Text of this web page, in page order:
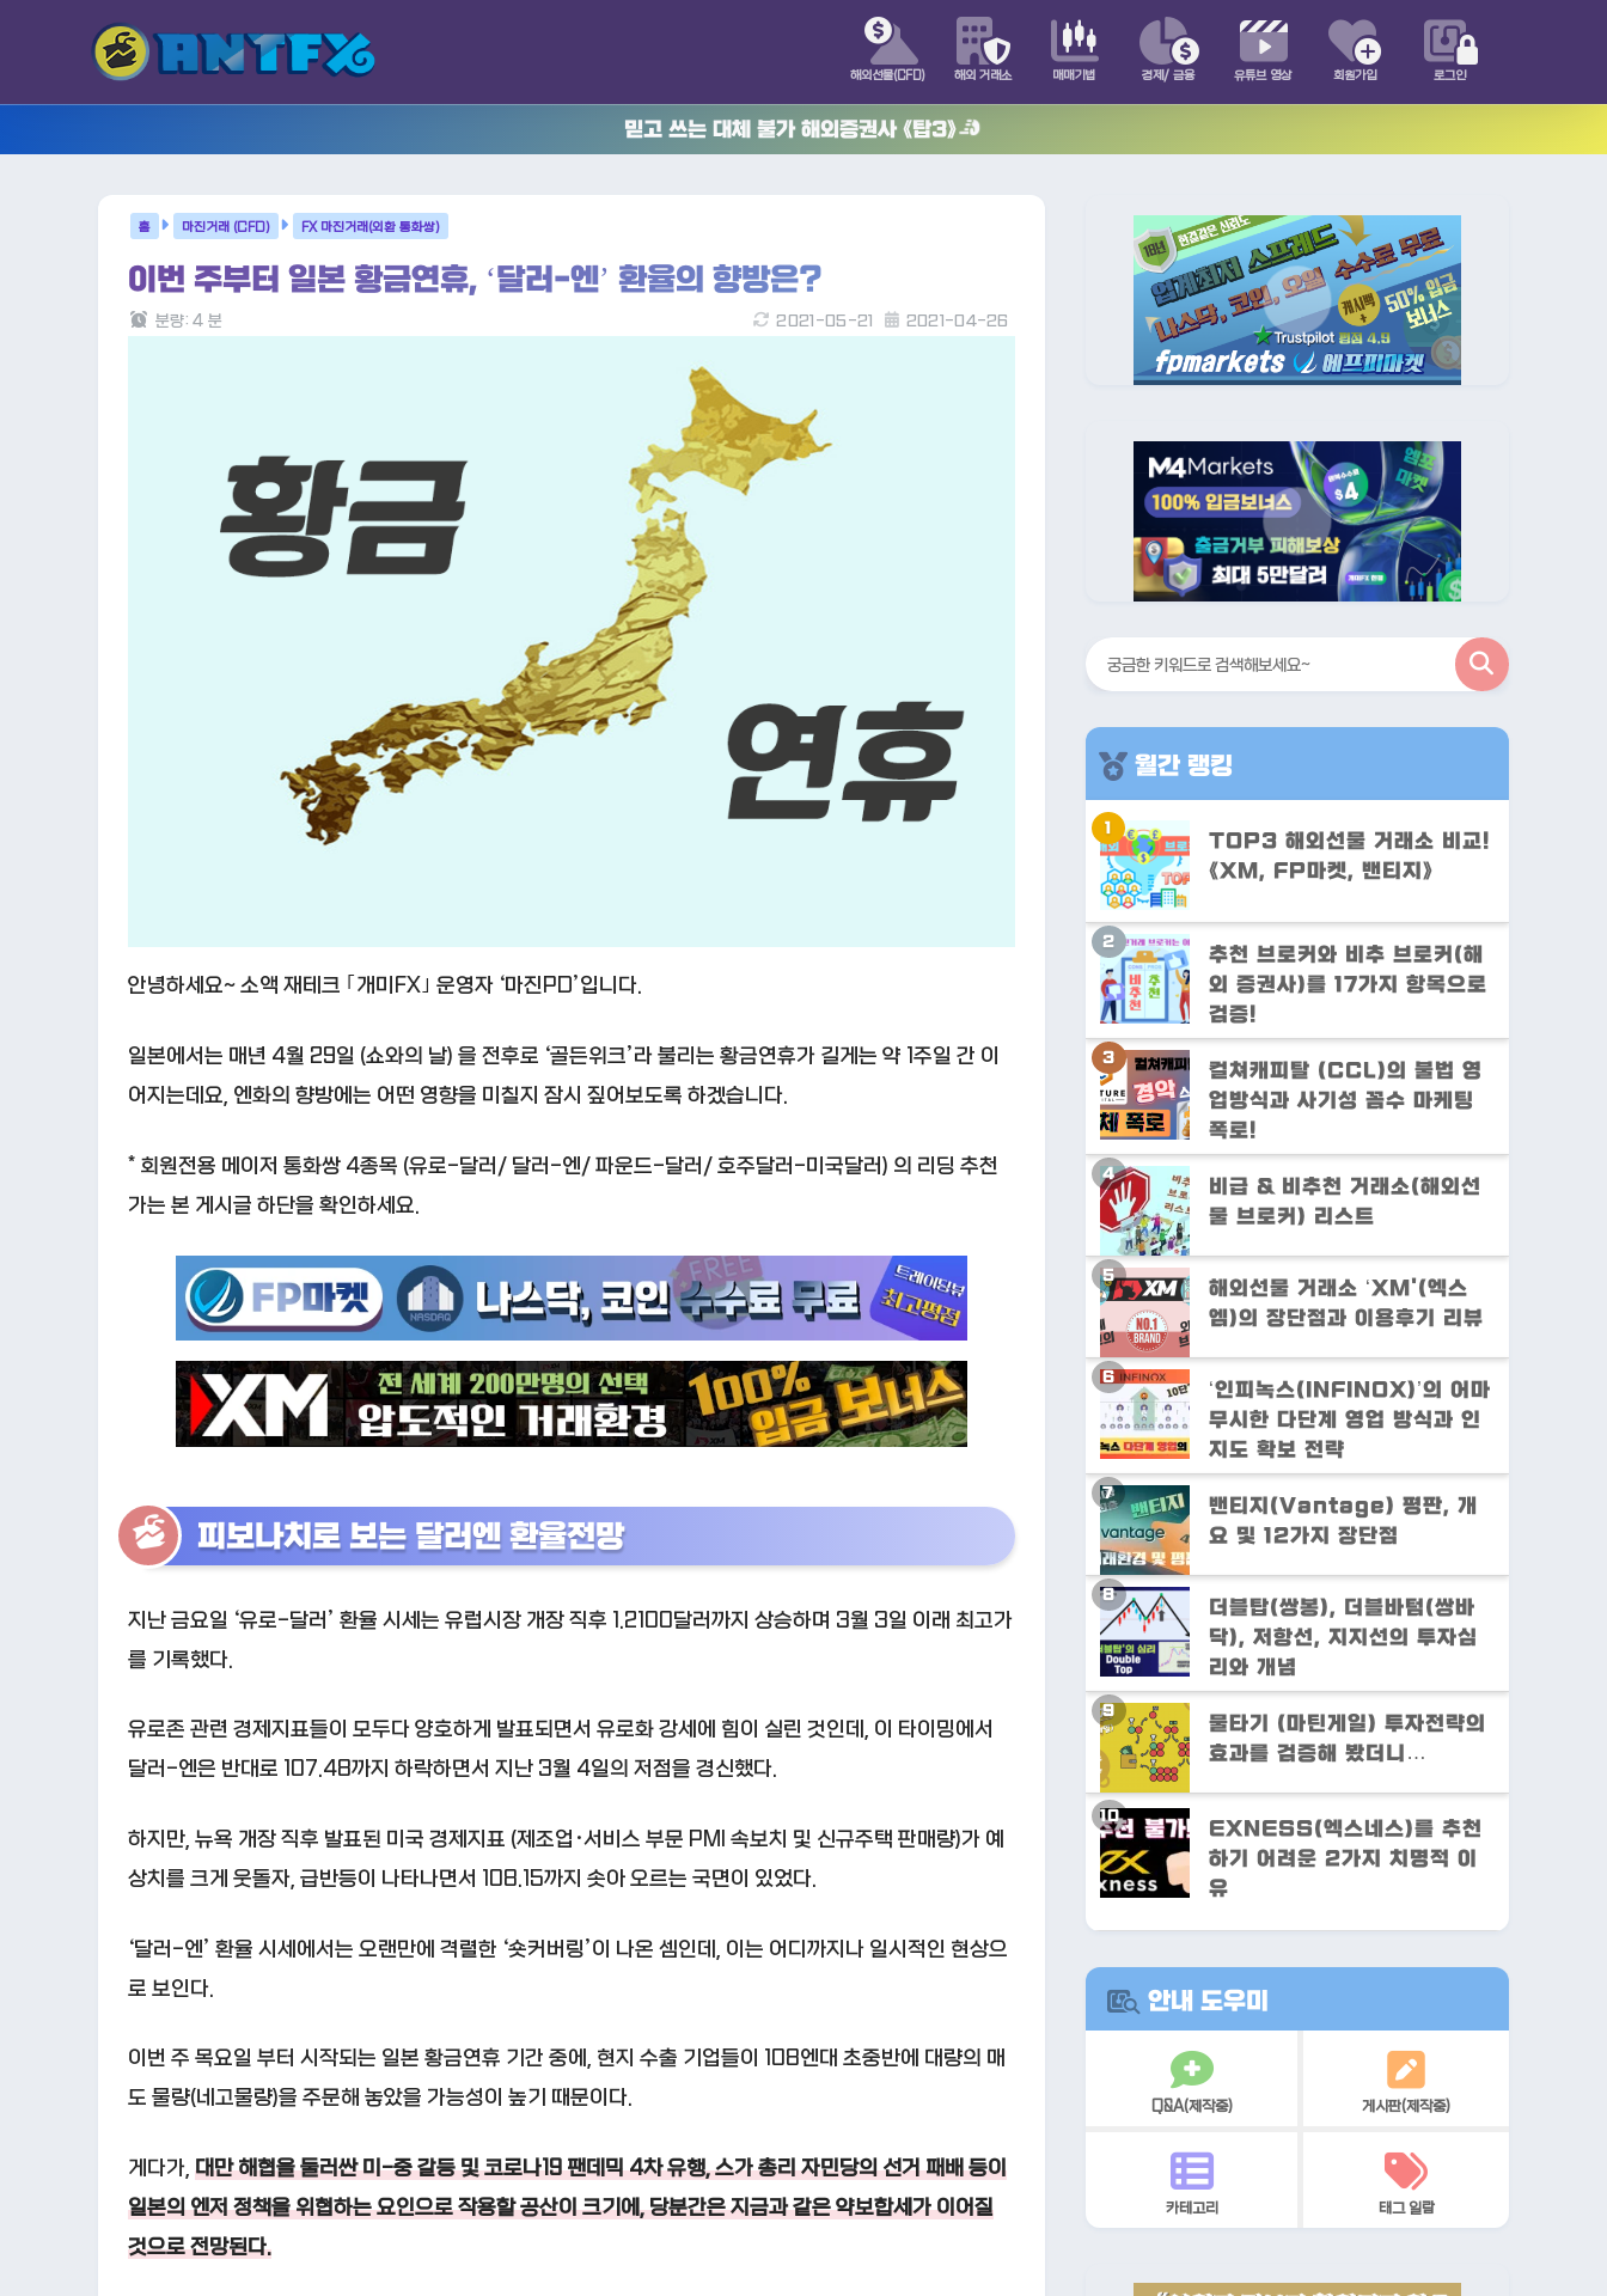
해외선물(CFD) 해외 거래소 매매기법 경제/ 금융 유튜브 영상 회원가입 로그인
믿고 쓰는 대체 불가 해외증권사 《탑3》
마진거래 (CFD) FX 마진거래(외환 통화쌍)
이번 주부터 일본 황금연휴, ‘달러-엔’ 환율의 향방은?
2021-04-26
2021-05-21
분량: 4 분
안녕하세요~ 소액 재테크 ｢개미FX｣ 운영자 ‘마진PD’입니다.
일본에서는 매년 4월 29일 (쇼와의 날) 을 전후로 ‘골든위크’라 불리는 황금연휴가 길게는 약 1주일 간 이
어지는데요, 엔화의 향방에는 어떤 영향을 미칠지 잠시 짚어보도록 하겠습니다.
* 회원전용 메이저 통화쌍 4종목 (유로-달러/ 달러-엔/ 파운드-달러/ 호주달러-미국달러) 의 리딩 추천
가는 본 게시글 하단을 확인하세요.
피보나치로 보는 달러엔 환율전망
지난 금요일 ‘유로-달러’ 환율 시세는 유럽시장 개장 직후 1.2100달러까지 상승하며 3월 3일 이래 최고가
를 기록했다.
유로존 관련 경제지표들이 모두다 양호하게 발표되면서 유로화 강세에 힘이 실린 것인데, 이 타이밍에서
달러-엔은 반대로 107.48까지 하락하면서 지난 3월 4일의 저점을 경신했다.
하지만, 뉴욕 개장 직후 발표된 미국 경제지표 (제조업·서비스 부문 PMI 속보치 및 신규주택 판매량)가 예
상치를 크게 웃돌자, 급반등이 나타나면서 108.15까지 솟아 오르는 국면이 있었다.
‘달러-엔’ 환율 시세에서는 오랜만에 격렬한 ‘숏커버링’이 나온 셈인데, 이는 어디까지나 일시적인 현상으
로 보인다.
이번 주 목요일 부터 시작되는 일본 황금연휴 기간 중에, 현지 수출 기업들이 108엔대 초중반에 대량의 매
도 물량(네고물량)을 주문해 놓았을 가능성이 높기 때문이다.
게다가, 대만 해협을 둘러싼 미-중 갈등 및 코로나19 팬데믹 4차 유행, 스가 총리 자민당의 선거 패배 등이
일본의 엔저 정책을 위협하는 요인으로 작용할 공산이 크기에, 당분간은 지금과 같은 약보합세가 이어질
것으로 전망된다.
검
월간 랭킹
TOP3 해외선물 거래소 비교!
《XM, FP마켓, 밴티지》
추천 브로커와 비추 브로커(해
외 증권사)를 17가지 항목으로
검증!
컬쳐캐피탈 (CCL)의 불법 영
업방식과 사기성 꼼수 마케팅
폭로!
비급 & 비추천 거래소(해외선
물 브로커) 리스트
해외선물 거래소 ‘XM'(엑스
엠)의 장단점과 이용후기 리뷰
‘인피녹스(INFINOX)’의 어마
무시한 다단계 영업 방식과 인
지도 확보 전략
밴티지(Vantage) 평판, 개
요 및 12가지 장단점
더블탑(쌍봉), 더블바텀(쌍바
닥), 저항선, 지지선의 투자심
리와 개념
물타기 (마틴게일) 투자전략의
효과를 검증해 봤더니…
EXNESS(엑스네스)를 추천
하기 어려운 2가지 치명적 이
유
안내 도우미
Q&A(제작중) 게시판(제작중)
카테고리 태그 일람